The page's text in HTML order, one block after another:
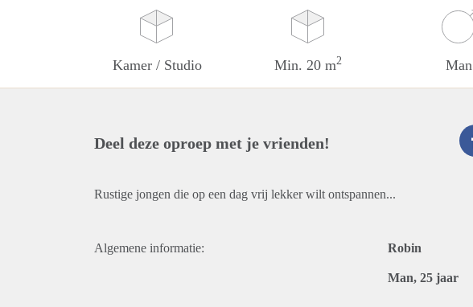
Kamer / Studio Min. 20 m2 Man
Deel deze oproep met je vrienden!
Rustige jongen die op een dag vrij lekker wilt ontspannen...
Algemene informatie: Robin
Man, 25 jaar